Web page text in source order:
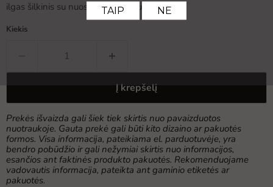
ilgas šilkinis su nuosaikiu kartumu
Kiekis
Į krepšelį
Prekės išvaizda gali šiek tiek skirtis nuo pavaizduotos
nuotraukoje. Gauta prekė gali būti kito dizaino ar pakuotės
formos. Visa informacija, pateikiama el. parduotuvėje, yra
bendro pobūdžio ir gali nežymiai skirtis nuo informacijos,
esančios ant faktinės produkto pakuotės. Rekomenduojame
vadovautis informacija, pateikta ant gaminio etiketės ar
pakuotės.